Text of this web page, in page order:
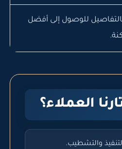
بالتفاصيل للوصول إلى أفضل
العملاء؟
والتشطيب.